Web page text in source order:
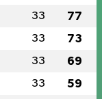
33 77
33 73
33 69
33 59